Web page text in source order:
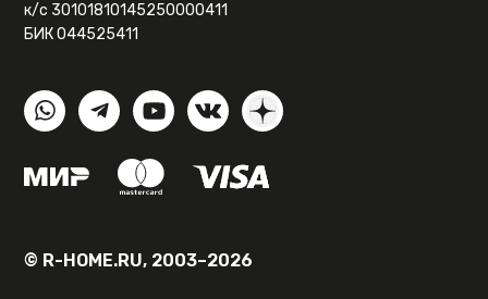
к/с 30101810145250000411
БИК 044525411
© R-HOME.RU, 2003–2026